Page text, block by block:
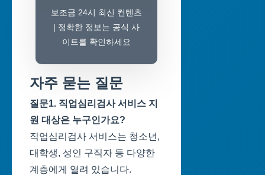
보조금 24시 최신 컨텐츠
| 정확한 정보는 공식 사
이트를 확인하세요
자주 묻는 질문
질문1. 직업심리검사 서비스 지
원 대상은 누구인가요?
직업심리검사 서비스는 청소년,
대학생, 성인 구직자 등 다양한
계층에게 열려 있습니다.